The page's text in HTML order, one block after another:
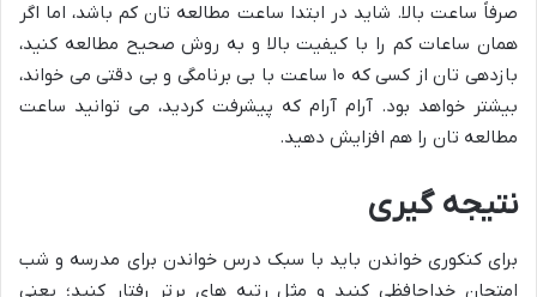
صرفاً ساعت بالا. شاید در ابتدا ساعت مطالعه تان کم باشد، اما اگر
همان ساعات کم را با کیفیت بالا و به روش صحیح مطالعه کنید،
بازدهی تان از کسی که ۱۰ ساعت با بی برنامگی و بی دقتی می خواند،
بیشتر خواهد بود. آرام آرام که پیشرفت کردید، می توانید ساعت
مطالعه تان را هم افزایش دهید.
نتیجه گیری
برای کنکوری خواندن باید با سبک درس خواندن برای مدرسه و شب
امتحان خداحافظی کنید و مثل رتبه های برتر رفتار کنید؛ یعنی